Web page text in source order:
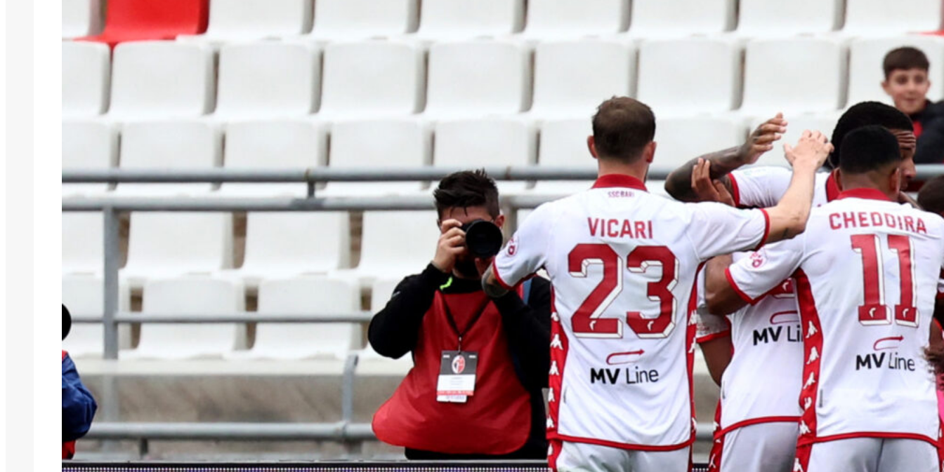
Ripescaggio in Serie B per il Bari: la
speranza è legata alla crisi della Juve
Futuro Bari, Leccese a De Laurentiis:
“Serve un piano industriale serio,
non siamo una seconda squadra”
27 Maggio 2026